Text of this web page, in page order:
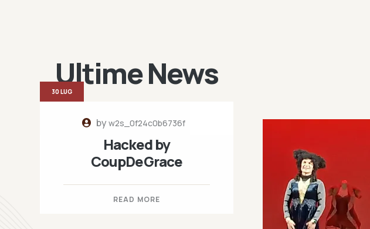
Ultime News
byw2s_0f24c0b6736f
Hacked by
CoupDeGrace
READ MORE
30 LUG